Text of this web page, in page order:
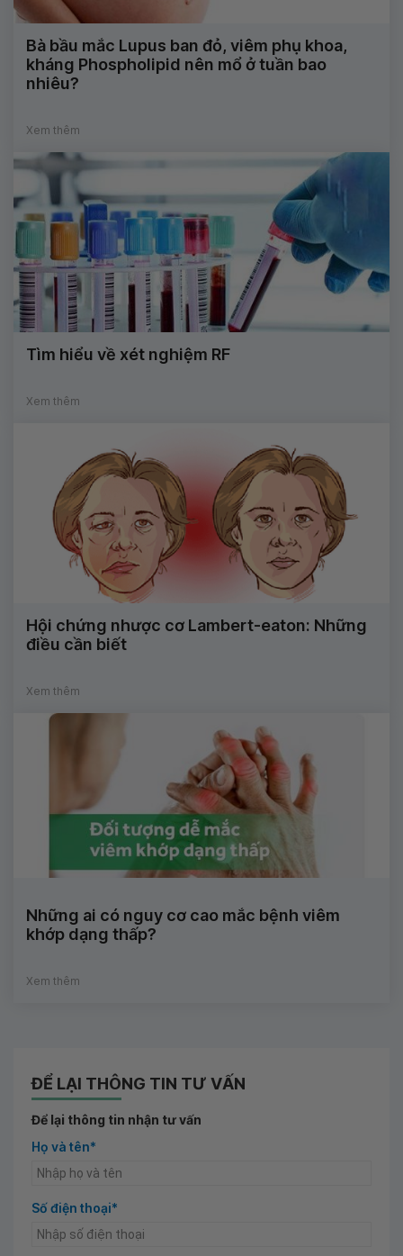
Bà bầu mắc Lupus ban đỏ, viêm phụ khoa,
kháng Phospholipid nên mổ ở tuần bao
nhiêu?
Xem thêm
Tìm hiểu về xét nghiệm RF
Xem thêm
Hội chứng nhược cơ Lambert-eaton: Những
điều cần biết
Xem thêm
Những ai có nguy cơ cao mắc bệnh viêm
khớp dạng thấp?
Xem thêm
ĐỂ LẠI THÔNG TIN TƯ VẤN
Để lại thông tin nhận tư vấn
Họ và tên*
Số điện thoại*